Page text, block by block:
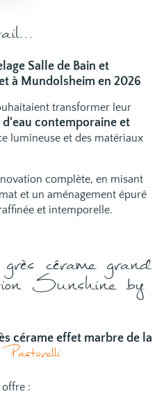
Salle de Bain et
à Mundolsheim en 2026
transformer leur
d'eau contemporaine et
lumineuse et des matériaux
complète, en misant
et un aménagement épuré
et intemporelle.
cérame grand
Sunshine by
cérame effet marbre de la
offre :